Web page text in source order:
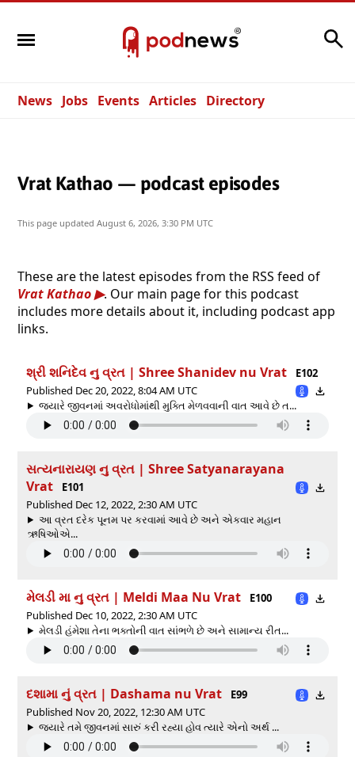
News Jobs Events Articles Directory
Vrat Kathao — podcast episodes
This page updated August 6, 2026, 3:30 PM UTC
These are the latest episodes from the RSS feed of
Vrat Kathao
. Our main page for this podcast
includes more details about it, including podcast app
links.
શ્રી શનિદેવ નુ વ્રત | Shree Shanidev nu Vrat
E102
Published Dec 20, 2022, 8:04 AM UTC
જ્યારે જીવનમાં અવરોધોમાંથી મુક્તિ મેળવવાની વાત આવે છે ત...
સત્યનારાયણ નુ વ્રત | Shree Satyanarayana
Vrat
E101
Published Dec 12, 2022, 2:30 AM UTC
આ વ્રત દરેક પૂનમ પર કરવામાં આવે છે અને એકવાર મહાન
ઋષિઓએ...
મેલડી મા નુ વ્રત | Meldi Maa Nu Vrat
E100
Published Dec 10, 2022, 2:30 AM UTC
મેલડી હંમેશા તેના ભક્તોની વાત સાંભળે છે અને સામાન્ય રીત...
દશામા નું વ્રત | Dashama nu Vrat
E99
Published Nov 20, 2022, 12:30 AM UTC
જ્યારે તમે જીવનમાં સારું કરી રહ્યા હોવ ત્યારે એનો અર્થ ...